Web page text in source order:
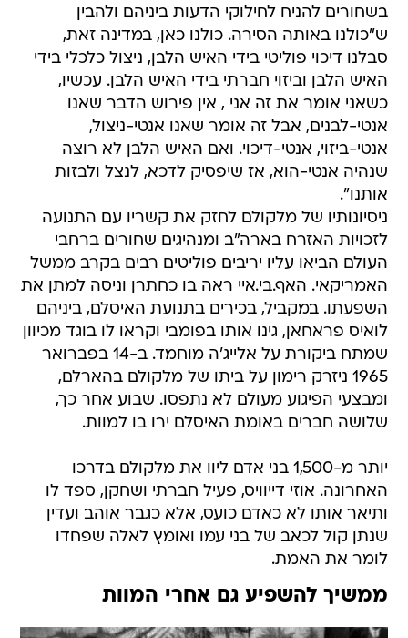
בשחורים להניח לחילוקי הדעות ביניהם ולהבין
ש"כולנו באותה הסירה. כולנו כאן, במדינה זאת,
סבלנו דיכוי פוליטי בידי האיש הלבן, ניצול כלכלי בידי
האיש הלבן וביזוי חברתי בידי האיש הלבן. עכשיו,
כשאני אומר את זה אני , אין פירוש הדבר שאנו
אנטי-לבנים, אבל זה אומר שאנו אנטי-ניצול,
אנטי-ביזוי, אנטי-דיכוי. ואם האיש הלבן לא רוצה
שנהיה אנטי-הוא, אז שיפסיק לדכא, לנצל ולבזות
אותנו".
ניסיונותיו של מלקולם לחזק את קשריו עם התנועה
לזכויות האזרח בארה"ב ומנהיגים שחורים ברחבי
העולם הביאו עליו יריבים פוליטים רבים בקרב ממשל
האמריקאי. האף.בי.איי ראה בו כחתרן וניסה למתן את
השפעתו. במקביל, בכירים בתנועת האיסלם, ביניהם
לואיס פראחאן, גינו אותו בפומבי וקראו לו בוגד מכיוון
שמתח ביקורת על אלייג'ה מוחמד. ב-14 בפברואר
1965 ניזרק רימון על ביתו של מלקולם בהארלם,
ומבצעי הפיגוע מעולם לא נתפסו. שבוע אחר כך,
שלושה חברים באומת האיסלם ירו בו למוות.
יותר מ-1,500 בני אדם ליוו את מלקולם בדרכו
האחרונה. אוזי דייוויס, פעיל חברתי ושחקן, ספד לו
ותיאר אותו לא כאדם כועס, אלא כגבר אוהב ועדין
שנתן קול לכאב של בני עמו ואומץ לאלה שפחדו
לומר את האמת.
ממשיך להשפיע גם אחרי המוות